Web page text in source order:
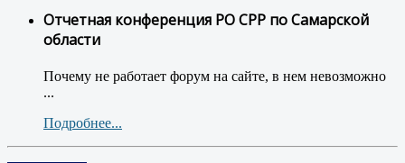
Отчетная конференция РО СРР по Самарской
области
Почему не работает форум на сайте, в нем невозможно
...
Подробнее...